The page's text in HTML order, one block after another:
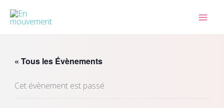
« Tous les Évènements
Cet évènement est passé.